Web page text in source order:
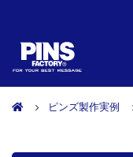
ピンズ製作実例